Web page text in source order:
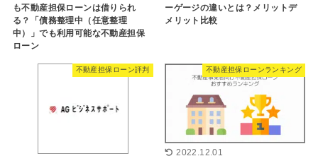
も不動産担保ローンは借りられ
る？「債務整理中（任意整理
中）」でも利用可能な不動産担保
ローン
ーゲージの違いとは？メリットデ
メリット比較
不動産担保ローン評判 不動産担保ローンランキング
2022.12.01